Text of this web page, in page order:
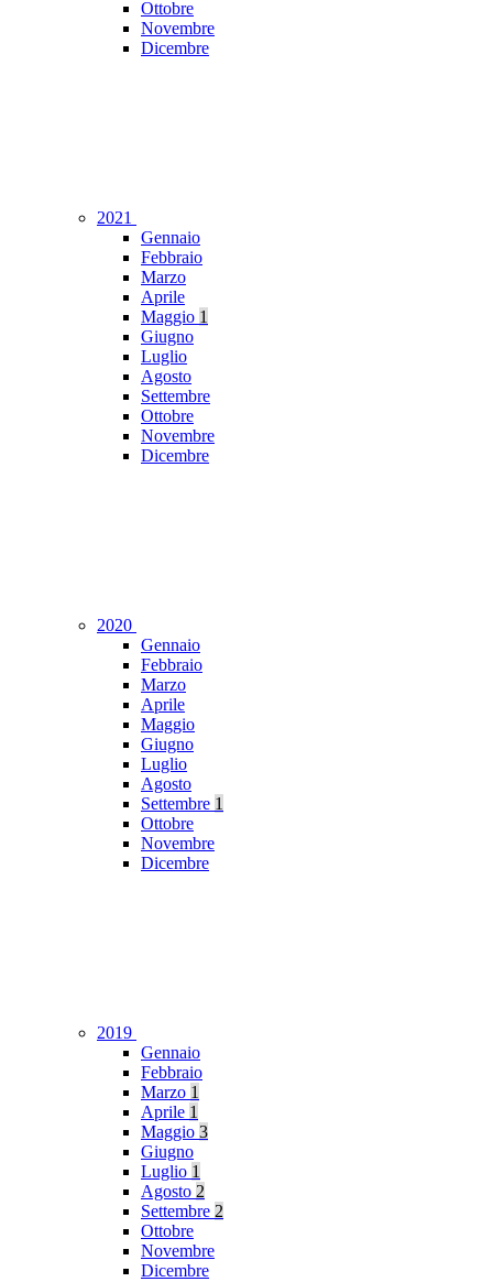
Ottobre
Novembre
Dicembre
2021
Gennaio
Febbraio
Marzo
Aprile
Maggio 1
Giugno
Luglio
Agosto
Settembre
Ottobre
Novembre
Dicembre
2020
Gennaio
Febbraio
Marzo
Aprile
Maggio
Giugno
Luglio
Agosto
Settembre 1
Ottobre
Novembre
Dicembre
2019
Gennaio
Febbraio
Marzo 1
Aprile 1
Maggio 3
Giugno
Luglio 1
Agosto 2
Settembre 2
Ottobre
Novembre
Dicembre